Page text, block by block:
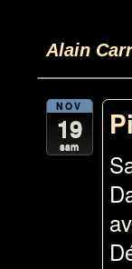
Alain
NOV
19
sam